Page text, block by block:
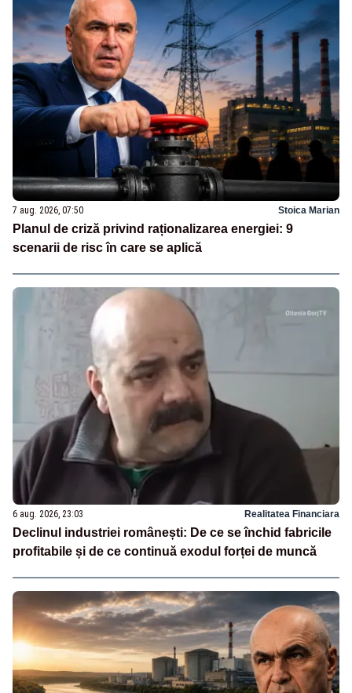
7 aug. 2026, 07:50 Stoica Marian
Planul de criză privind raționalizarea energiei: 9
scenarii de risc în care se aplică
6 aug. 2026, 23:03 Realitatea Financiara
Declinul industriei românești: De ce se închid fabricile
profitabile și de ce continuă exodul forței de muncă